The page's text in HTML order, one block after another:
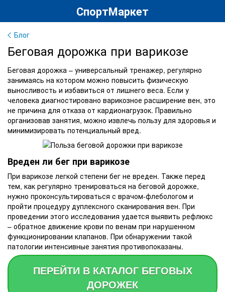
СпортМаркет
Блог
Беговая дорожка при варикозе
Беговая дорожка – универсальный тренажер, регулярно
занимаясь на котором можно повысить физическую
выносливость и избавиться от лишнего веса. Если у
человека диагностировано варикозное расширение вен, это
не причина для отказа от кардионагрузок. Правильно
организовав занятия, можно извлечь пользу для здоровья и
минимизировать потенциальный вред.
Вреден ли бег при варикозе
При варикозе легкой степени бег не вреден. Также перед
тем, как регулярно тренироваться на беговой дорожке,
нужно проконсультироваться с врачом-флебологом и
пройти процедуру дуплексного сканирования вен. При
проведении этого исследования удается выявить рефлюкс
– обратное движение крови по венам при нарушенном
функционировании клапанов. При обнаружении такой
патологии интенсивные занятия противопоказаны.
ПЕРЕЙТИ В КАТАЛОГ БЕГОВЫХ
ДОРОЖЕК